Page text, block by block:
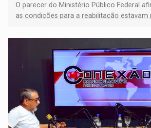
O parecer do Ministério Público Federal
as condições para a reabilitação estavam